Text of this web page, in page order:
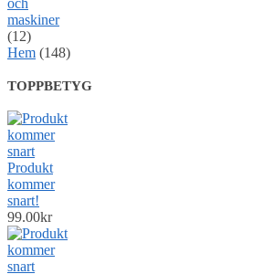
maskiner
(12)
Hem (148)
TOPPBETYG
Produkt
kommer
snart!
99.00kr